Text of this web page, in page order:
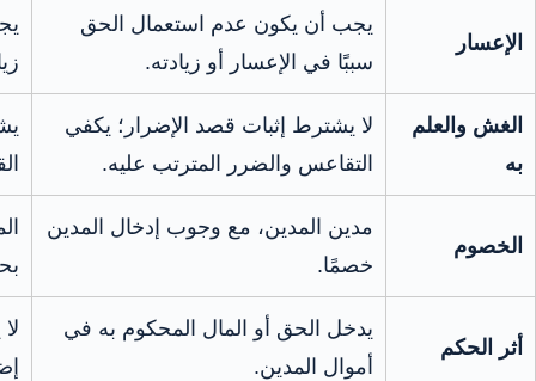
الإعسار
يجب أن يكون عدم استعمال الحق
سببًا في الإعسار أو زيادته.
الغش والعلم
به
لا يشترط إثبات قصد الإضرار؛ يكفي
التقاعس والضرر المترتب عليه.
الخصوم
مدين المدين، مع وجوب إدخال المدين
خصمًا.
أثر الحكم
يدخل الحق أو المال المحكوم به في
أموال المدين.